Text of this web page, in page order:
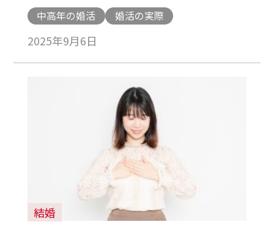
中高年の婚活 婚活の実際
2025年9月6日
結婚